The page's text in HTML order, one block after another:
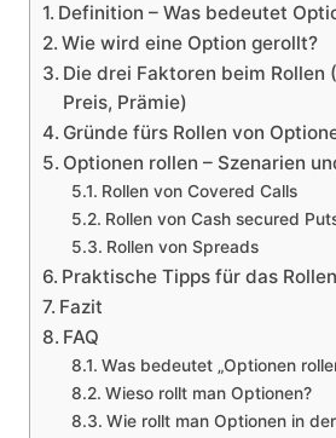
Definition – Was bedeutet
Wie wird eine Option gerollt?
Die drei Faktoren beim Rollen
Preis, Prämie)
Gründe fürs Rollen von
Optionen rollen – Szenarien
Rollen von Covered Calls
Rollen von Cash secured
Rollen von Spreads
Praktische Tipps für das
Fazit
FAQ
Was bedeutet „Optionen
Wieso rollt man Optionen?
Wie rollt man Optionen in